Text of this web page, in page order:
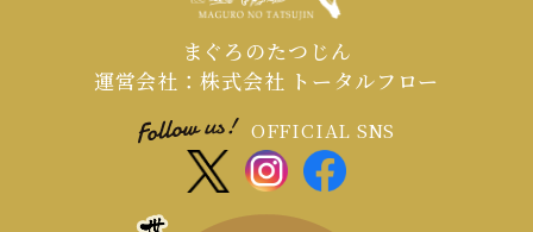
まぐろのたつじん
運営会社：株式会社 トータルフロー
OFFICIAL SNS